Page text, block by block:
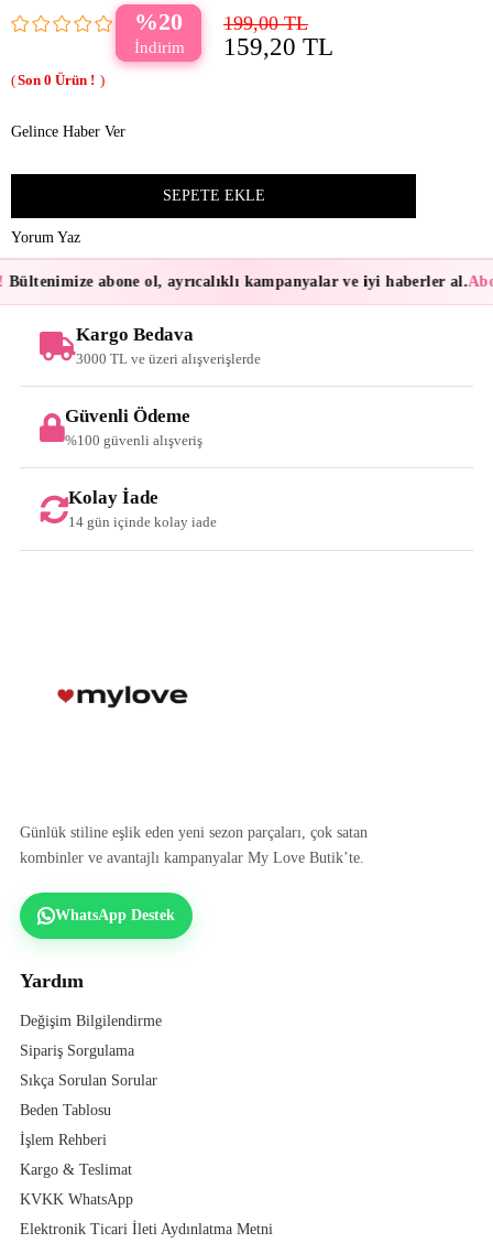
20 199,00 TL
159,20 TL
0
Gelince Haber Ver
Yorum Yaz
Bültenimize abone ol, ayrıcalıklı kampanyalar ve iyi haberler al.
Kargo Bedava
3000 TL ve üzeri alışverişlerde
Güvenli Ödeme
%100 güvenli alışveriş
Kolay İade
14 gün içinde kolay iade
Günlük stiline eşlik eden yeni sezon parçaları, çok satan
kombinler ve avantajlı kampanyalar My Love Butik’te.
WhatsApp Destek
Yardım
Değişim Bilgilendirme
Sipariş Sorgulama
Sıkça Sorulan Sorular
Beden Tablosu
İşlem Rehberi
Kargo & Teslimat
KVKK WhatsApp
Elektronik Ticari İleti Aydınlatma Metni